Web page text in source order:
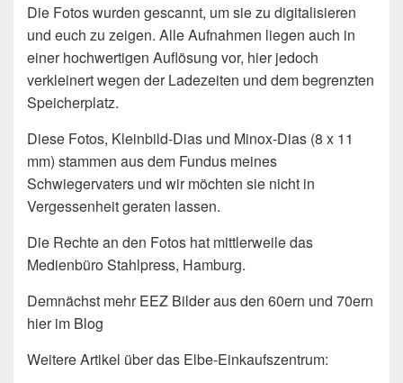
Die Fotos wurden gescannt, um sie zu digitalisieren
und euch zu zeigen. Alle Aufnahmen liegen auch in
einer hochwertigen Auflösung vor, hier jedoch
verkleinert wegen der Ladezeiten und dem begrenzten
Speicherplatz.
Diese Fotos, Kleinbild-Dias und Minox-Dias (8 x 11
mm) stammen aus dem Fundus meines
Schwiegervaters und wir möchten sie nicht in
Vergessenheit geraten lassen.
Die Rechte an den Fotos hat mittlerweile das
Medienbüro Stahlpress, Hamburg.
Demnächst mehr EEZ Bilder aus den 60ern und 70ern
hier im Blog
Weitere Artikel über das Elbe-Einkaufszentrum: